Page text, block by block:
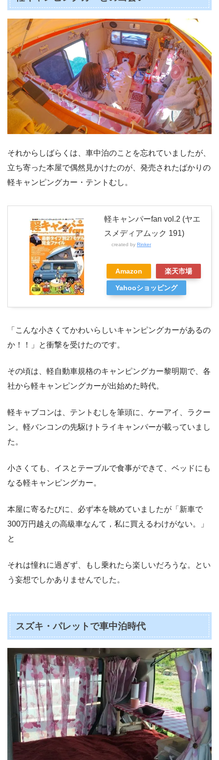
それからしばらくは、車中泊のことを忘れていましたが、
立ち寄った本屋で偶然見かけたのが、発売されたばかりの
軽キャンピングカー・テントむし。
軽キャンパーfan vol.2 (ヤエ
スメディアムック 191)
created by Rinker
Amazon 楽天市場
Yahooショッピング
「こんな小さくてかわいらしいキャンピングカーがあるの
か！！」と衝撃を受けたのです。
その頃は、軽自動車規格のキャンピングカー黎明期で、各
社から軽キャンピングカーが出始めた時代。
軽キャブコンは、テントむしを筆頭に、ケーアイ、ラクー
ン。軽バンコンの先駆けトライキャンパーが載っていまし
た。
小さくても、イスとテーブルで食事ができて、ベッドにも
なる軽キャンピングカー。
本屋に寄るたびに、必ず本を眺めていましたが「新車で
300万円越えの高級車なんて，私に買えるわけがない。」
と
それは憧れに過ぎず、もし乗れたら楽しいだろうな。とい
う妄想でしかありませんでした。
スズキ・パレットで車中泊時代